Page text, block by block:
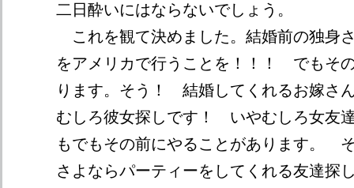
二日酔いにはならないでしょう。
これを観て決めました。結婚前の独身
をアメリカで行うことを！！！ でもそ
ります。そう！ 結婚してくれるお嫁さ
むしろ彼女探しです！ いやむしろ女友
もでもその前にやることがあります。
さよならパーティーをしてくれる友達